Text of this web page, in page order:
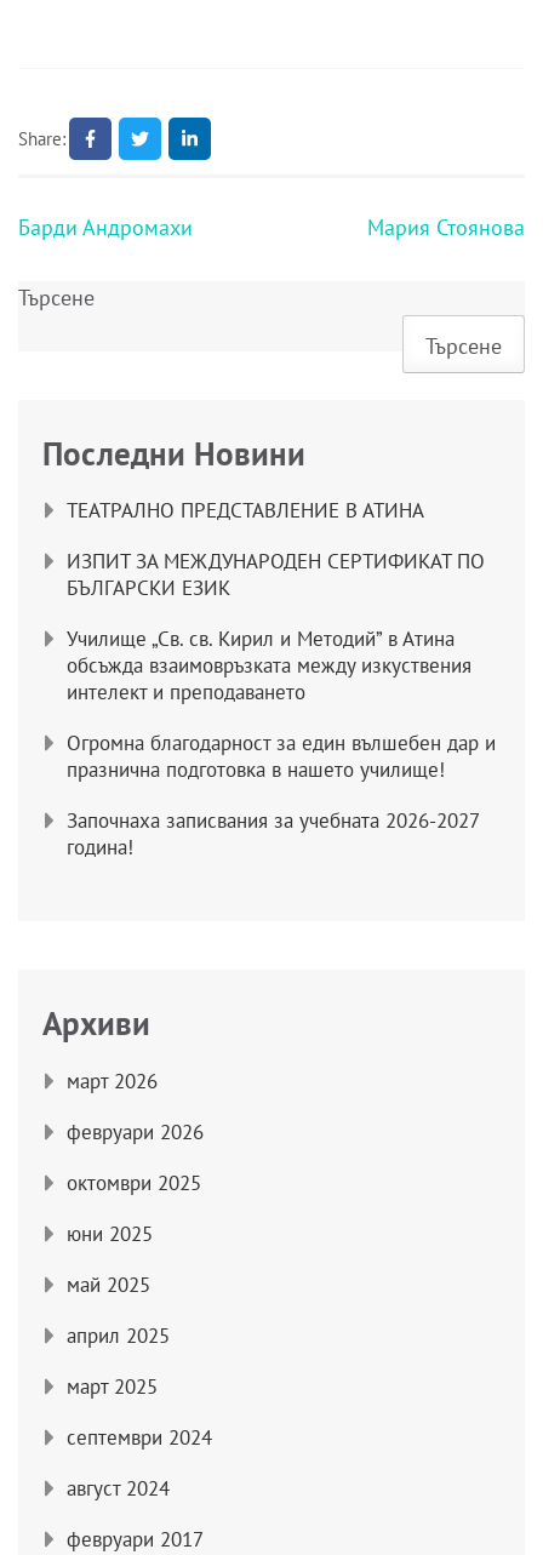
Share:
Навигация
Барди Андромахи Мария Стоянова
Търсене
Търсене
Последни Новини
ТЕАТРАЛНО ПРЕДСТАВЛЕНИЕ В АТИНА
ИЗПИТ ЗА МЕЖДУНАРОДЕН СЕРТИФИКАТ ПО
БЪЛГАРСКИ ЕЗИК
Училище „Св. св. Кирил и Методий” в Атина
обсъжда взаимовръзката между изкуствения
интелект и преподаването
Огромна благодарност за един вълшебен дар и
празнична подготовка в нашето училище!
Започнаха записвания за учебната 2026-2027
година!
Архиви
март 2026
февруари 2026
октомври 2025
юни 2025
май 2025
април 2025
март 2025
септември 2024
август 2024
февруари 2017